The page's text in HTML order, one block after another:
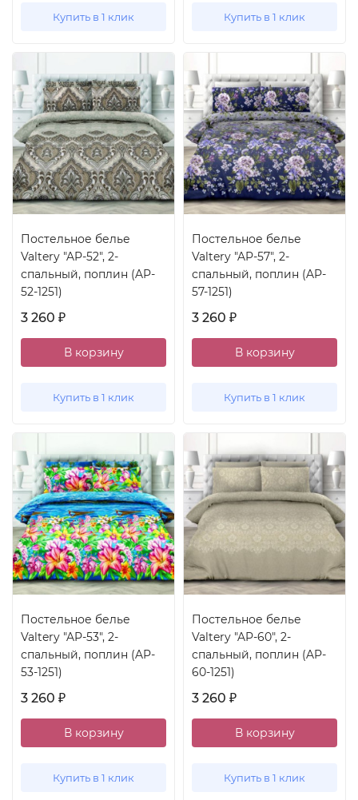
Купить в 1 клик Купить в 1 клик
Постельное белье
Valtery "AP-52", 2-
спальный, поплин (AP-
52-1251)
3 260 ₽
В корзину
Купить в 1 клик
Постельное белье
Valtery "AP-57", 2-
спальный, поплин (AP-
57-1251)
3 260 ₽
В корзину
Купить в 1 клик
Постельное белье
Valtery "AP-53", 2-
спальный, поплин (AP-
53-1251)
3 260 ₽
В корзину
Купить в 1 клик
Постельное белье
Valtery "AP-60", 2-
спальный, поплин (AP-
60-1251)
3 260 ₽
В корзину
Купить в 1 клик